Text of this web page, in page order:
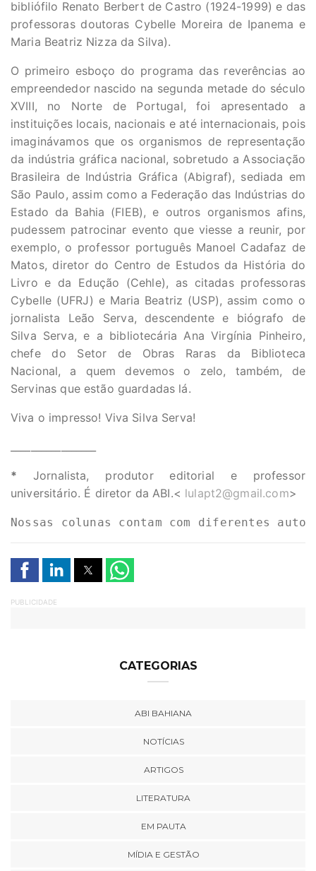
bibliófilo Renato Berbert de Castro (1924-1999) e das
professoras doutoras Cybelle Moreira de Ipanema e
Maria Beatriz Nizza da Silva).
O primeiro esboço do programa das reverências ao
empreendedor nascido na segunda metade do século
XVIII, no Norte de Portugal, foi apresentado a
instituições locais, nacionais e até internacionais, pois
imaginávamos que os organismos de representação
da indústria gráfica nacional, sobretudo a Associação
Brasileira de Indústria Gráfica (Abigraf), sediada em
São Paulo, assim como a Federação das Indústrias do
Estado da Bahia (FIEB), e outros organismos afins,
pudessem patrocinar evento que viesse a reunir, por
exemplo, o professor português Manoel Cadafaz de
Matos, diretor do Centro de Estudos da História do
Livro e da Edução (Cehle), as citadas professoras
Cybelle (UFRJ) e Maria Beatriz (USP), assim como o
jornalista Leão Serva, descendente e biógrafo de
Silva Serva, e a bibliotecária Ana Virgínia Pinheiro,
chefe do Setor de Obras Raras da Biblioteca
Nacional, a quem devemos o zelo, também, de
Servinas que estão guardadas lá.
Viva o impresso! Viva Silva Serva!
* Jornalista, produtor editorial e professor
universitário. É diretor da ABI.< lulapt2@gmail.com>
Nossas colunas contam com diferentes
PUBLICIDADE
CATEGORIAS
ABI BAHIANA
NOTÍCIAS
ARTIGOS
LITERATURA
EM PAUTA
MÍDIA E GESTÃO